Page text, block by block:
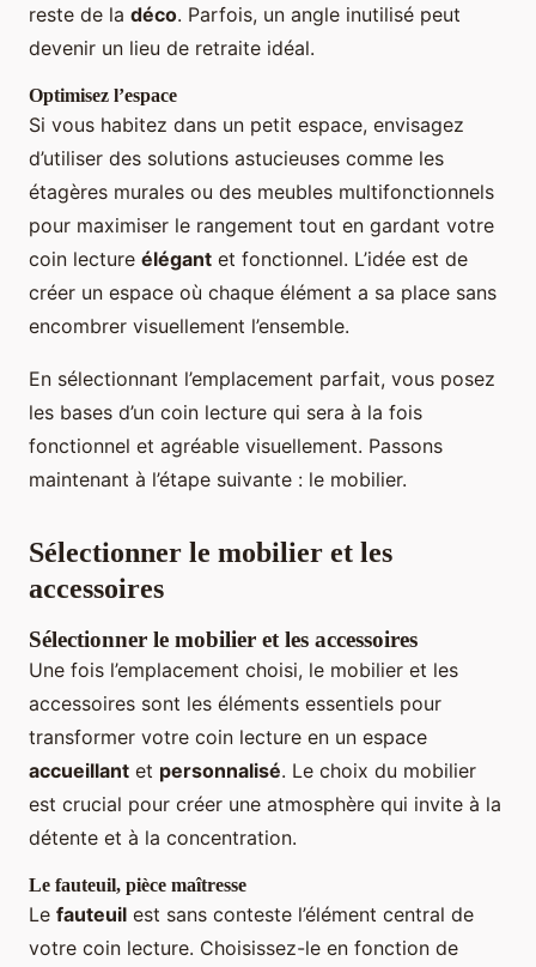
reste de la déco. Parfois, un angle inutilisé peut
devenir un lieu de retraite idéal.
Optimisez l’espace
Si vous habitez dans un petit espace, envisagez
d’utiliser des solutions astucieuses comme les
étagères murales ou des meubles multifonctionnels
pour maximiser le rangement tout en gardant votre
coin lecture élégant et fonctionnel. L’idée est de
créer un espace où chaque élément a sa place sans
encombrer visuellement l’ensemble.
En sélectionnant l’emplacement parfait, vous posez
les bases d’un coin lecture qui sera à la fois
fonctionnel et agréable visuellement. Passons
maintenant à l’étape suivante : le mobilier.
Sélectionner le mobilier et les
accessoires
Sélectionner le mobilier et les accessoires
Une fois l’emplacement choisi, le mobilier et les
accessoires sont les éléments essentiels pour
transformer votre coin lecture en un espace
accueillant et personnalisé. Le choix du mobilier
est crucial pour créer une atmosphère qui invite à la
détente et à la concentration.
Le fauteuil, pièce maîtresse
Le fauteuil est sans conteste l’élément central de
votre coin lecture. Choisissez-le en fonction de